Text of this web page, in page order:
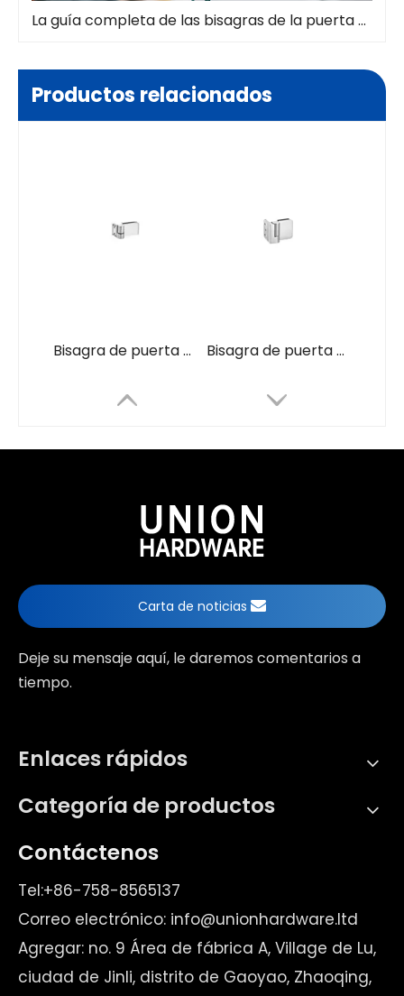
La guía completa de las bisagras de la puerta de la ducha: tipos, instalación y mantenimiento
Productos relacionados
Bisagra de puerta de ducha de vidrio WG4513 Bisagra de puerta de ducha de vidrio WG4506
Bisagra de puerta de ducha de vidrio 4908
Carta de noticias
Deje su mensaje aquí, le daremos comentarios a
tiempo.
Enlaces rápidos
Categoría de productos
Contáctenos
Tel:+86-758-8565137
Correo electrónico: info@unionhardware.ltd
Agregar: no. 9 Área de fábrica A, Village de Lu,
ciudad de Jinli, distrito de Gaoyao, Zhaoqing,